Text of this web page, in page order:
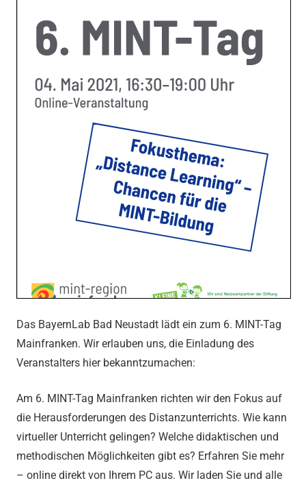
Das BayernLab Bad Neustadt lädt ein zum 6. MINT-Tag
Mainfranken. Wir erlauben uns, die Einladung des
Veranstalters hier bekanntzumachen:
Am 6. MINT-Tag Mainfranken richten wir den Fokus auf
die Herausforderungen des Distanzunterrichts. Wie kann
virtueller Unterricht gelingen? Welche didaktischen und
methodischen Möglichkeiten gibt es? Erfahren Sie mehr
– online direkt von Ihrem PC aus. Wir laden Sie und alle